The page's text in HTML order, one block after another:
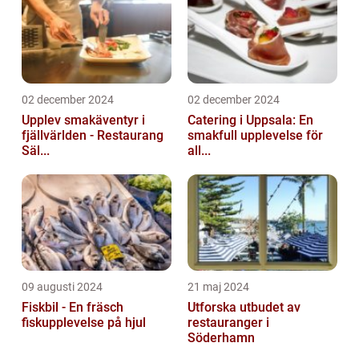
02 december 2024
Upplev smakäventyr i
fjällvärlden - Restaurang
Säl...
02 december 2024
Catering i Uppsala: En
smakfull upplevelse för
all...
09 augusti 2024
Fiskbil - En fräsch
fiskupplevelse på hjul
21 maj 2024
Utforska utbudet av
restauranger i
Söderhamn